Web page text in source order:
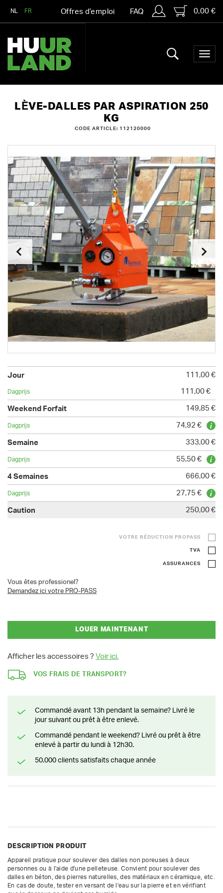
NL FR Offres d’emploi FAQ 0,00 €
LÈVE-DALLES PAR ASPIRATION 250
KG
CODE ARTICLE: 112120000
111,00 €
111,00 €
149,85 €
74,92 €
333,00 €
55,50 €
666,00 €
27,75 €
250,00 €
VOTRE RÉDUCTION PROPASS
TVA
ASSURANCES
Vous êtes professionel?
Demandez ici votre PRO-PASS
LOUER MAINTENANT
Afficher les accessoires ? Voir ici.
VOS FRAIS DE TRANSPORT?
Commandé avant 13h pendant la semaine? Livré le
jour suivant ou prêt à être enlevé.
Commandé pendant le weekend? Livré ou prêt à être
enlevé à partir du lundi à 12h30.
50.000 clients satisfaits chaque année
DESCRIPTION PRODUIT
Appareil pratique pour soulever des dalles non poreuses à deux
personnes ou à l'aide d'une pelleteuse. Convient pour soulever des
dalles en béton, des pierres naturelles, des matériaux en céramique, etc.
En cas de doute, tester en versant de l'eau sur la pierre et en vérifiant